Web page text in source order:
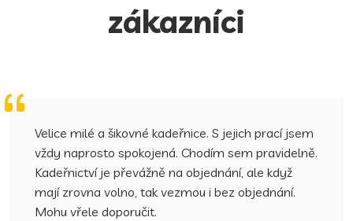
zákazníci
Velice milé a šikovné kadeřnice. S jejich prací jsem
vždy naprosto spokojená. Chodím sem pravidelně.
Kadeřnictví je převážně na objednání, ale když
mají zrovna volno, tak vezmou i bez objednání.
Mohu vřele doporučit.